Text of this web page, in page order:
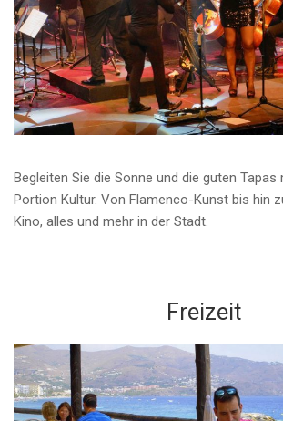
Begleiten Sie die Sonne und die guten
Portion Kultur. Von Flamenco-Kunst bis hin
Kino, alles und mehr in der Stadt.
Freizeit